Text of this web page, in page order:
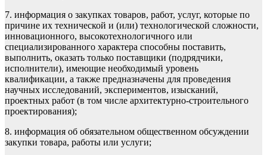
7. информация о закупках товаров, работ, услуг, которые по
причине их технической и (или) технологической сложности,
инновационного, высокотехнологичного или
специализированного характера способны поставить,
выполнить, оказать только поставщики (подрядчики,
исполнители), имеющие необходимый уровень
квалификации, а также предназначены для проведения
научных исследований, экспериментов, изысканий,
проектных работ (в том числе архитектурно-строительного
проектирования);
8. информация об обязательном общественном обсуждении
закупки товара, работы или услуги;